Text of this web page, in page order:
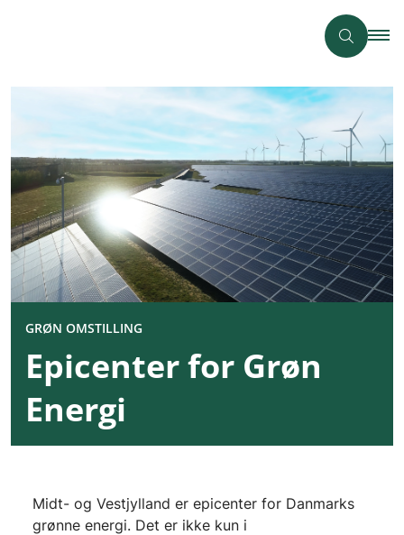
GRØN OMSTILLING
Epicenter for Grøn
Energi
Midt- og Vestjylland er epicenter for Danmarks
grønne energi. Det er ikke kun i